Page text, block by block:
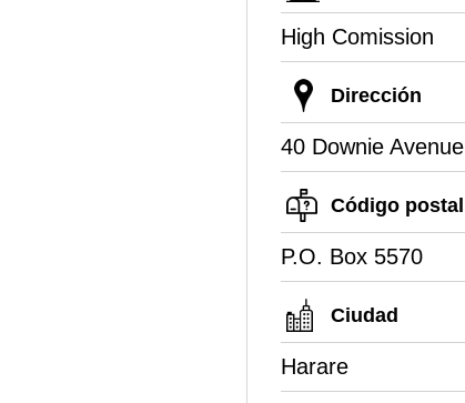
High Comission
Dirección
40 Downie Avenue
Código postal
P.O. Box 5570
Ciudad
Harare